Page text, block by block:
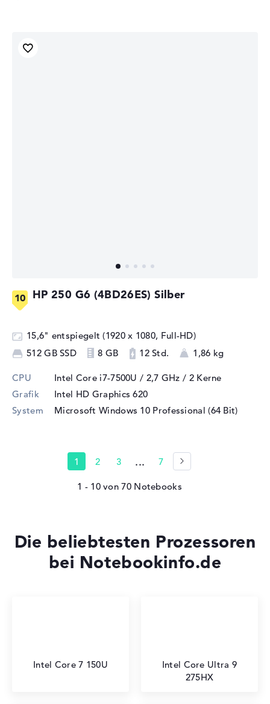
HP 250 G6 (4BD26ES) Silber
15,6" entspiegelt (1920 x 1080, Full-HD)
512 GB SSD
8 GB 12 Std. 1,86 kg
CPU Intel Core i7-7500U / 2,7 GHz / 2 Kerne
Grafik
Intel HD Graphics 620
System
Microsoft Windows 10 Professional (64 Bit)
1 2 3 ... 7
1 - 10von70
Die beliebtesten Prozessoren
bei Notebookinfo.de
Intel Core 7 150U
Intel Core Ultra 9
275HX